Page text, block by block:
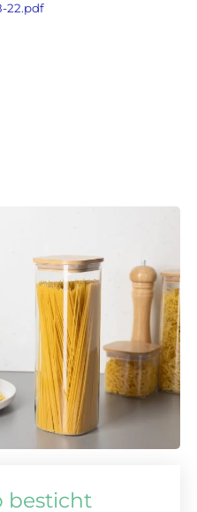
22.pdf
besticht